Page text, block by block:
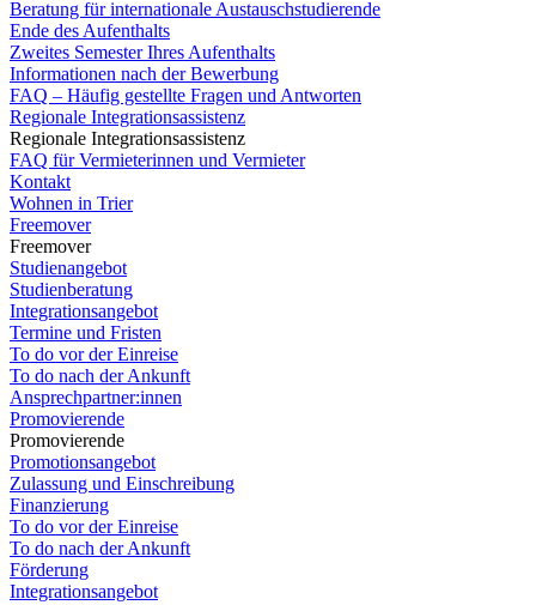
Beratung für internationale Austauschstudierende
Ende des Aufenthalts
Zweites Semester Ihres Aufenthalts
Informationen nach der Bewerbung
FAQ – Häufig gestellte Fragen und Antworten
Regionale Integrationsassistenz
Regionale Integrationsassistenz
FAQ für Vermieterinnen und Vermieter
Kontakt
Wohnen in Trier
Freemover
Freemover
Studienangebot
Studienberatung
Integrationsangebot
Termine und Fristen
To do vor der Einreise
To do nach der Ankunft
Ansprechpartner:innen
Promovierende
Promovierende
Promotionsangebot
Zulassung und Einschreibung
Finanzierung
To do vor der Einreise
To do nach der Ankunft
Förderung
Integrationsangebot